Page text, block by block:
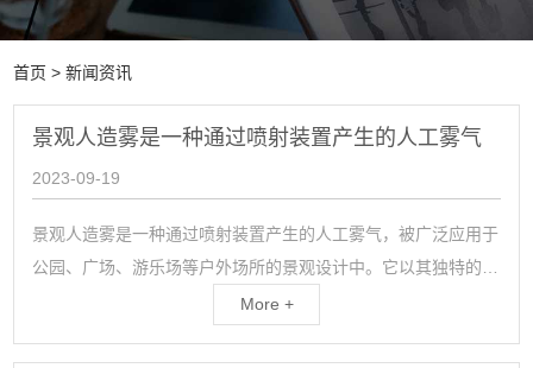
首页 >新闻资讯
景观人造雾是一种通过喷射装置产生的人工雾气
2023-09-19
景观人造雾是一种通过喷射装置产生的人工雾气，被广泛应用于
公园、广场、游乐场等户外场所的景观设计中。它以其独特的视
觉效果和令人心旷神怡的感受，成为现代城市中一道独特的风景
More +